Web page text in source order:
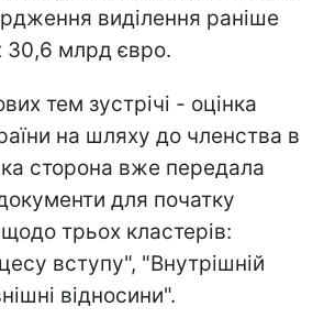
виділення раніше
30,6 млрд євро.
тем зустрічі - оцінка
на шляху до членства в
сторона вже передала
для початку
трьох кластерів:
вступу", "Внутрішній
відносини".